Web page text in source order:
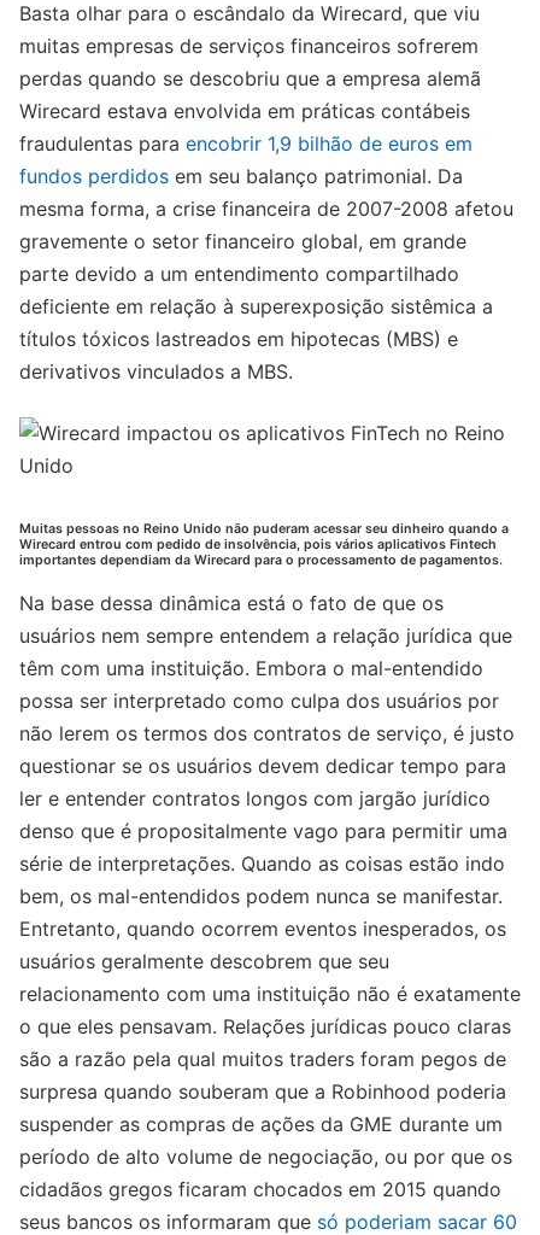
Basta olhar para o escândalo da Wirecard, que viu
muitas empresas de serviços financeiros sofrerem
perdas quando se descobriu que a empresa alemã
Wirecard estava envolvida em práticas contábeis
fraudulentas para encobrir 1,9 bilhão de euros em
fundos perdidos em seu balanço patrimonial. Da
mesma forma, a crise financeira de 2007-2008 afetou
gravemente o setor financeiro global, em grande
parte devido a um entendimento compartilhado
deficiente em relação à superexposição sistêmica a
títulos tóxicos lastreados em hipotecas (MBS) e
derivativos vinculados a MBS.
Muitas pessoas no Reino Unido não puderam acessar seu dinheiro quando a
Wirecard entrou com pedido de insolvência, pois vários aplicativos Fintech
importantes dependiam da Wirecard para o processamento de pagamentos.
Na base dessa dinâmica está o fato de que os
usuários nem sempre entendem a relação jurídica que
têm com uma instituição. Embora o mal-entendido
possa ser interpretado como culpa dos usuários por
não lerem os termos dos contratos de serviço, é justo
questionar se os usuários devem dedicar tempo para
ler e entender contratos longos com jargão jurídico
denso que é propositalmente vago para permitir uma
série de interpretações. Quando as coisas estão indo
bem, os mal-entendidos podem nunca se manifestar.
Entretanto, quando ocorrem eventos inesperados, os
usuários geralmente descobrem que seu
relacionamento com uma instituição não é exatamente
o que eles pensavam. Relações jurídicas pouco claras
são a razão pela qual muitos traders foram pegos de
surpresa quando souberam que a Robinhood poderia
suspender as compras de ações da GME durante um
período de alto volume de negociação, ou por que os
cidadãos gregos ficaram chocados em 2015 quando
seus bancos os informaram que só poderiam sacar 60